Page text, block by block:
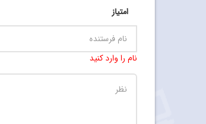
امتیاز
نام را وارد کنید